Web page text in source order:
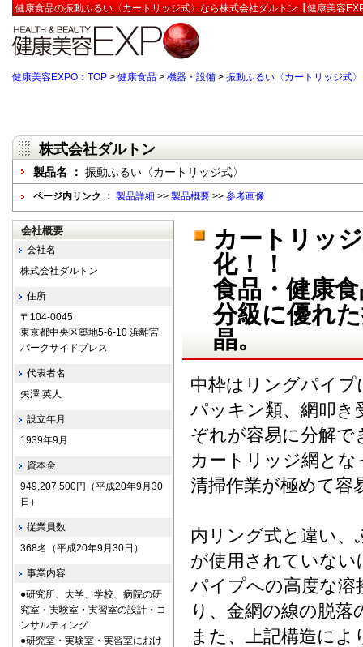
健康食品の振動ふるい〈カートリッジ式〉なら株式会社ダルトン【健康美容
健康美容EXPO：TOP > 健康食品 > 機器・設備 > 振動ふるい〈カートリッジ式〉
株式会社ダルトン
製品名 ： 振動ふるい〈カートリッジ式〉
ページ内リンク ： 製品詳細 >> 製品概要 >> 参考画像
カートリッ
化！！
食品・健康
分級に優れ
晶。
中枠はリングパイ
パッキン類、網叩き
ぞれが容易に分解
カートリッジ網と
清掃作業が極めて容
内リング式と違い
が使用されていな
パイプへの高度な溶
り、金網の線の脱
また、上記構造によ
会社概要
会社名
株式会社ダルトン
住所
〒104-0045
東京都中央区築地5-6-10 浜離宮
パークサイドプレス
代表者名
矢澤 英人
設立年月
1939年9月
資本金
949,207,500円（平成20年9月30
日）
従業員数
368名（平成20年9月30日）
事業内容
●研究所、大学、学校、病院の研
究室・実験室・実習室の設計・コ
ンサルティング
●研究室・実験室・実習室におけ